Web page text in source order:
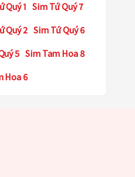
Quý 1 Sim Tứ Quý 7
Quý 2 Sim Tứ Quý 6
5 Sim Tam Hoa 8
Hoa 6